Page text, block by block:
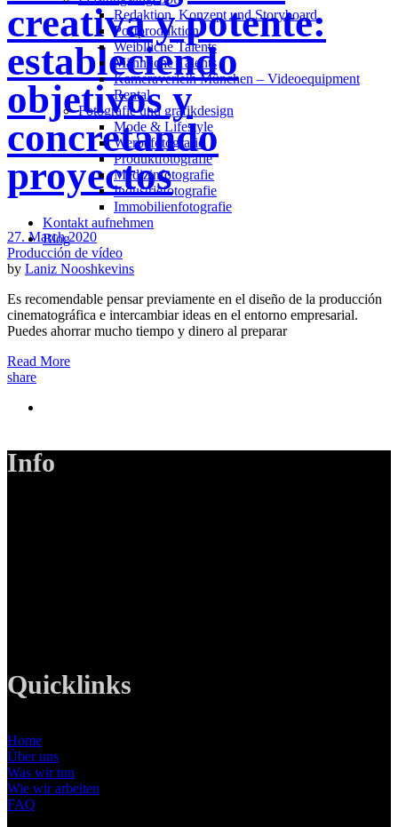
Redak­ti­on, Kon­zept und Storyboard
Post­pro­duk­ti­on
Weiblliche Talents
Männliche Talents
Kameraverleih München – Videoequipment
Rental
Fotografie und grafikdesign
Mode & Lifestyle
Werbefotografie
Produktfotografie
Medizinfotografie
Industriefotografie
Immobilienfotografie
Kontakt aufnehmen
Blog
creativa y potente:
estableciendo
objetivos y
concretando
proyectos
27. March 2020
Producción de vídeo
by Laniz Nooshkevins
Es recomendable pensar previamente en el diseño de la producción
cinematográfica e intercambiar ideas en el entorno empresarial.
Puedes ahorrar mucho tiempo y dinero al preparar
Read More
share
Info
Quicklinks
Home
Über uns
Was wir tun
Wie wir arbeiten
FAQ